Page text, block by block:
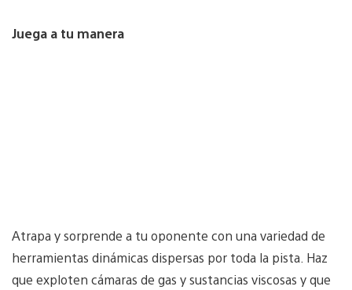
Juega a tu manera
Atrapa y sorprende a tu oponente con una variedad de
herramientas dinámicas dispersas por toda la pista. Haz
que exploten cámaras de gas y sustancias viscosas y que